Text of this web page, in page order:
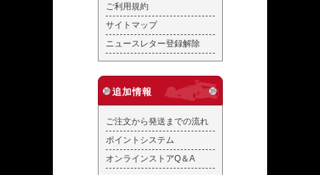
ご利用規約
サイトマップ
ニュースレター登録解除
追加情報
ご注文から発送までの流れ
ポイントシステム
オンラインストアQ＆A